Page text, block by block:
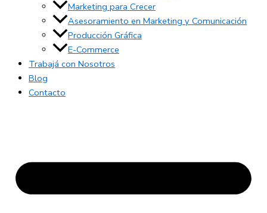
Marketing para Crecer
Asesoramiento en Marketing y Comunicación
Producción Gráfica
E-Commerce
Trabajá con Nosotros
Blog
Contacto